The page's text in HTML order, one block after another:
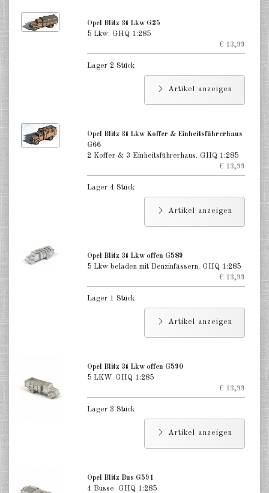
Opel Blitz 3t Lkw G25
5 Lkw. GHQ 1:285
€ 13,99
Lager 2 Stück
Artikel anzeigen
Opel Blitz 3t Lkw Koffer & Einheitsführerhaus
G66
2 Koffer & 3 Einheitsführerhaus. GHQ 1:285
€ 13,99
Lager 4 Stück
Artikel anzeigen
Opel Blitz 3t Lkw offen G589
5 Lkw beladen mit Benzinfässern. GHQ 1:285
€ 13,99
Lager 1 Stück
Artikel anzeigen
Opel Blitz 3t Lkw offen G590
5 LKW. GHQ 1:285
€ 13,99
Lager 3 Stück
Artikel anzeigen
Opel Blitz Bus G591
4 Busse. GHQ 1:285